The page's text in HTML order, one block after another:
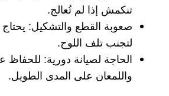
تنكمش إذا لم تُعالج.
صعوبة القطع والتشكيل:
لتجنب تلف اللوح.
الحاجة لصيانة دورية: للحفاظ
واللمعان على المدى الطويل.